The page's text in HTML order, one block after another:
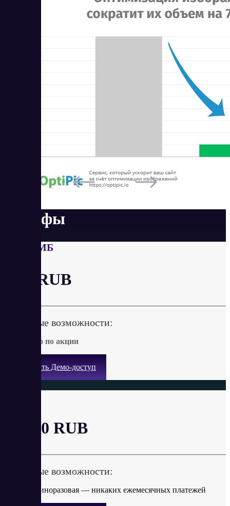
Тарифы
До 200 МБ
от 0 RUB
Ключевые возможности:
Бесплатно по акции
Получить Демо-доступ
от 510 RUB
Ключевые возможности:
Оплата единоразовая — никаких ежемесячных платежей